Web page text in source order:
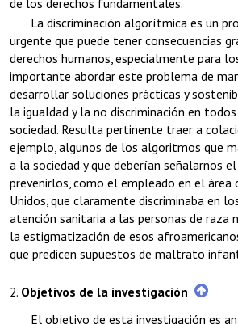
de los derechos fundamentales.
La discriminación algorítmica es un
urgente que puede tener consecuencias
derechos humanos, especialmente para
importante abordar este problema de
desarrollar soluciones prácticas y
la igualdad y la no discriminación en
sociedad. Resulta pertinente traer a
ejemplo, algunos de los algoritmos que
a la sociedad y que deberían señalarnos
prevenirlos, como el empleado en el área
Unidos, que claramente discriminaba en
atención sanitaria a las personas de raza
la estigmatización de esos
que predicen supuestos de maltrato
2. Objetivos de la investigación
El objetivo de esta investigación es